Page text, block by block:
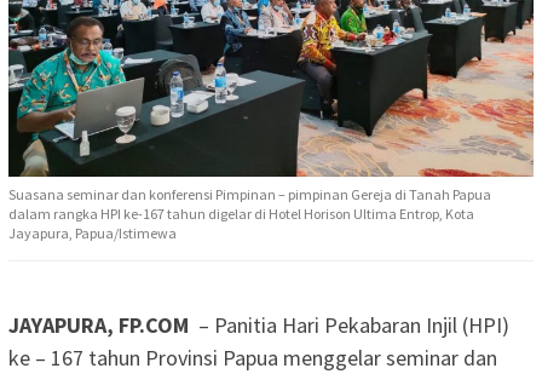
Suasana seminar dan konferensi Pimpinan – pimpinan Gereja di Tanah Papua
dalam rangka HPI ke-167 tahun digelar di Hotel Horison Ultima Entrop, Kota
Jayapura, Papua/Istimewa
JAYAPURA, FP.COM – Panitia Hari Pekabaran Injil (HPI)
ke – 167 tahun Provinsi Papua menggelar seminar dan